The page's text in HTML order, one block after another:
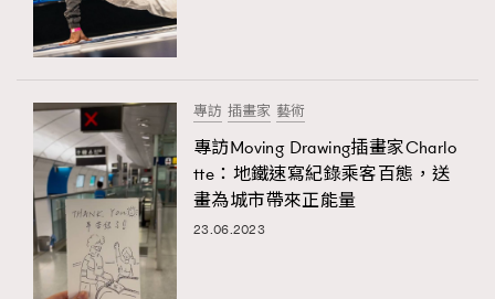
專訪 插畫家 藝術
專訪Moving Drawing插畫家Charlo
tte：地鐵速寫紀錄乘客百態，送
畫為城市帶來正能量
23.06.2023